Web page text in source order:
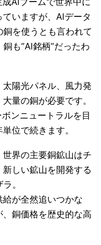
いますが、AIデータ
を使うとも言われて
も”AI銘柄”だったわ
陽光パネル、風力発
量の銅が必要です。
ンニュートラルを目
位で続きます。
界の主要銅鉱山はチ
しい鉱山を開発する
。
が全然追いつかな
銅価格を歴史的な高